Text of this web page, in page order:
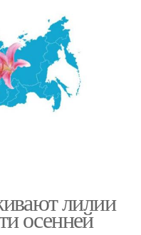
лилии
осенней